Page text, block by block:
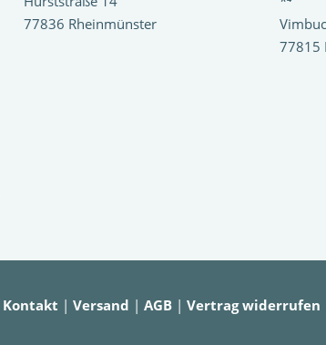
77836 Rheinmünster
77815
Kontakt | Versand | AGB | Vertrag widerrufen